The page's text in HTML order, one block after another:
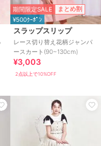
期間限定SALE まとめ割
¥500ｸｰﾎﾟﾝ
スラップスリップ
レース切り替え花柄ジャンパ
ースカート(90~130cm)
¥3,003
2点以上で10%OFF